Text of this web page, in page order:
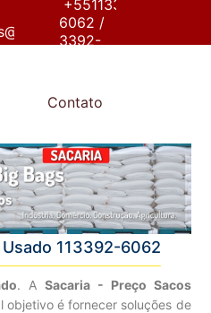
+55113392-
6062 /
3392-
Contato
113392-6062
. A Sacaria - Preço Sacos
objetivo é fornecer soluções de